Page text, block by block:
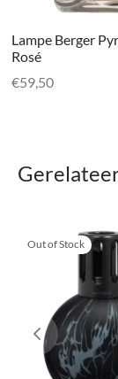
Lampe Berger
Rosé
€59,50
Out of Stock